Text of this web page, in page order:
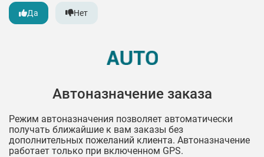
Да Нет
Автоназначение заказа
Режим автоназначения позволяет автоматически
получать ближайшие к вам заказы без
дополнительных пожеланий клиента. Автоназначение
работает только при включенном GPS.